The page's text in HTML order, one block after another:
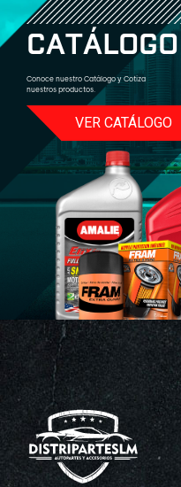
CATÁLOGO
Conoce nuestro Catálogo y Cotiza
nuestros productos.
VER CATÁLOGO